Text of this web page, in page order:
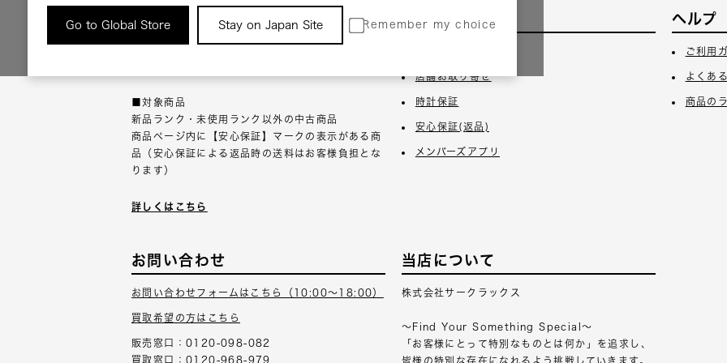
Go to Global Store Stay on Japan Site Remember my choice
返品について
■対象商品
新品ランク・未使用ランク以外の中古商品
商品ページ内に【安心保証】マークの表示がある商
品（安心保証による返品時の送料はお客様負担とな
ります）
詳しくはこちら
サービス
店舗お取り寄せ
時計保証
安心保証(返品)
メンバーズアプリ
ヘルプ
ご利用
よくあ
商品の
お問い合わせ
お問い合わせフォームはこちら（10:00～18:00）
買取希望の方はこちら
販売窓口：0120-098-082
買取窓口：0120-968-979
当店について
株式会社サークラックス
～Find Your Something Special～
「お客様にとって特別なものとは何か」を追求し、
皆様の特別な存在になれるよう挑戦していきます。